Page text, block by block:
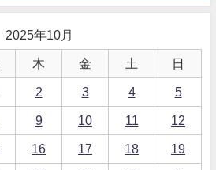
2025年10月
木 金 土 日
2 3 4 5
9 10 11 12
16 17 18 19